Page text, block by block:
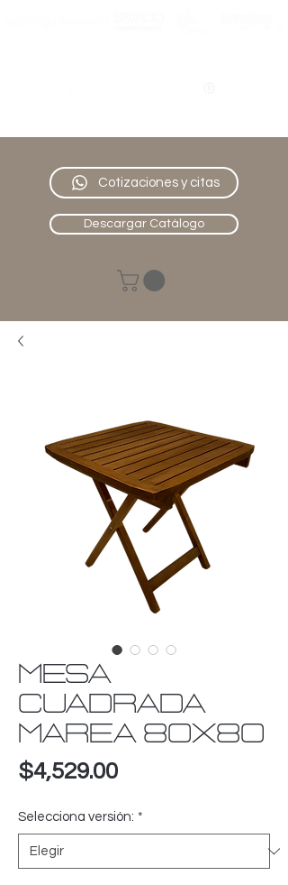
Cotizaciones y citas
Descargar Catálogo
MESA
CUADRADA
MAREA 80X80
$4,529.00Precio
Selecciona versión: *